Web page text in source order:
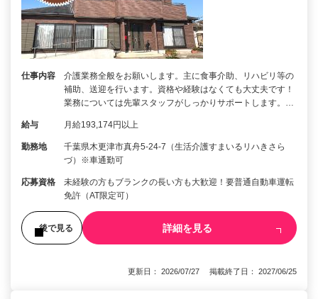
仕事内容
介護業務全般をお願いします。主に食事介助、リハビリ等の
補助、送迎を行います。資格や経験はなくても大丈夫です！
業務については先輩スタッフがしっかりサポートします。…
給与 月給193,174円以上
勤務地
千葉県木更津市真舟5-24-7（生活介護すまいるリハきさら
づ）※車通勤可
応募資格
未経験の方もブランクの長い方も大歓迎！要普通自動車運転
免許（AT限定可）
後で見る 詳細を見る
更新日： 2026/07/27 掲載終了日： 2027/06/25